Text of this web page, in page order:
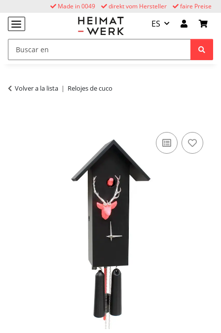
faire Preise
direkt vom Hersteller
Made in 0049
ES
Volver a la lista Relojes de cuco